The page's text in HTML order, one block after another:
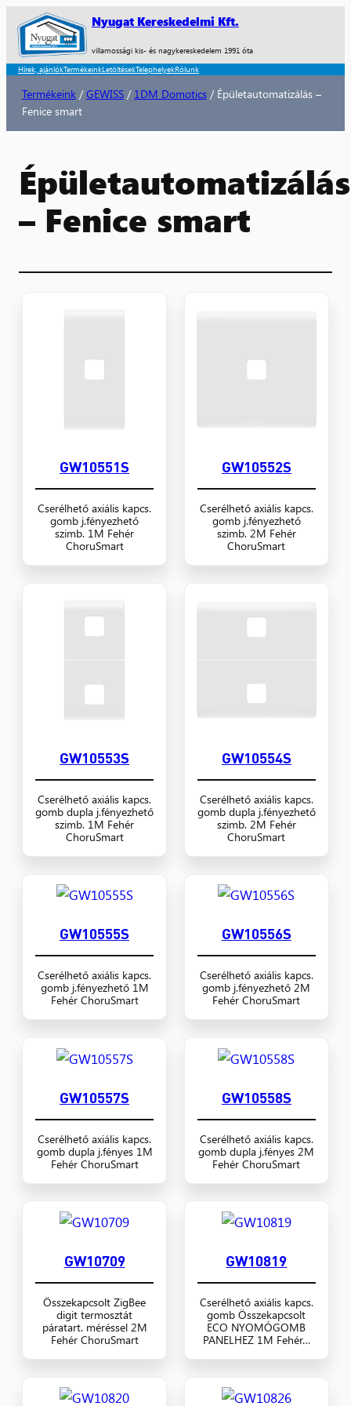
Nyugat Kereskedelmi Kft.
villamossági kis- és nagykereskedelem 1991 óta
Hírek, ajánlókTermékeinkLetöltésekTelephelyekRólunk
Termékeink /GEWISS / 1DM Domotics / Épületautomatizálás –
Fenice smart
Épületautomatizálás
– Fenice smart
GW10551S
Cserélhető axiális kapcs.
gomb j.fényezhető
szimb. 1M Fehér
ChoruSmart
GW10552S
Cserélhető axiális kapcs.
gomb j.fényezhető
szimb. 2M Fehér
ChoruSmart
GW10553S
Cserélhető axiális kapcs.
gomb dupla j.fényezhető
szimb. 1M Fehér
ChoruSmart
GW10554S
Cserélhető axiális kapcs.
gomb dupla j.fényezhető
szimb. 2M Fehér
ChoruSmart
GW10555S
Cserélhető axiális kapcs.
gomb j.fényezhető 1M
Fehér ChoruSmart
GW10556S
Cserélhető axiális kapcs.
gomb j.fényezhető 2M
Fehér ChoruSmart
GW10557S
Cserélhető axiális kapcs.
gomb dupla j.fényes 1M
Fehér ChoruSmart
GW10558S
Cserélhető axiális kapcs.
gomb dupla j.fényes 2M
Fehér ChoruSmart
GW10709
Összekapcsolt ZigBee
digit termosztát
páratart. méréssel 2M
Fehér ChoruSmart
GW10819
Cserélhető axiális kapcs.
gomb Összekapcsolt
ECO NYOMÓGOMB
PANELHEZ 1M Fehér…